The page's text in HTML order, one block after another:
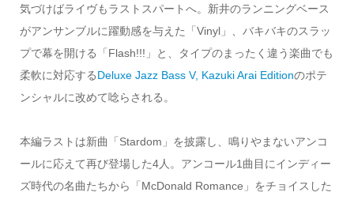
気づけばライヴもラストスパートへ。新井のランニングベース
がアンサンブルに躍動感を与えた「Vinyl」、バキバキのスラッ
プで幕を開ける「Flash!!!」と、タイプのまったく違う楽曲でも
柔軟に対応するDeluxe Jazz Bass V, Kazuki Arai Editionのポテ
ンシャルに改めて唸らされる。
本編ラストは新曲「Stardom」を披露し、鳴りやまないアンコ
ールに応えて再び登場した4人。アンコール1曲目にインディー
ズ時代の名曲たちから「McDonald Romance」をチョイスした